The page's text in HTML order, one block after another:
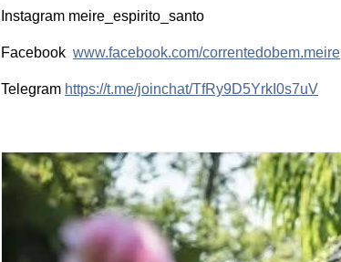
Instagram meire_espirito_santo
Facebook www.facebook.com/correntedobem.meire
Telegram https://t.me/joinchat/TfRy9D5YrkI0s7uV